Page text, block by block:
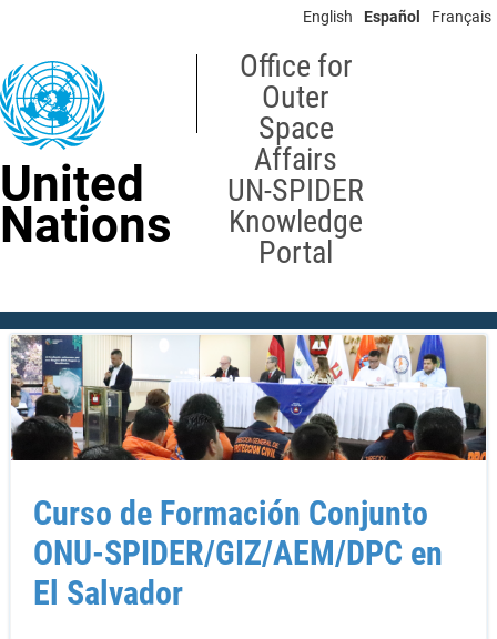
content
English Español Français
United
Nations
Office for
Outer
Space
Affairs
UN-SPIDER
Knowledge
Portal
Curso de Formación Conjunto
ONU-SPIDER/GIZ/AEM/DPC en
El Salvador